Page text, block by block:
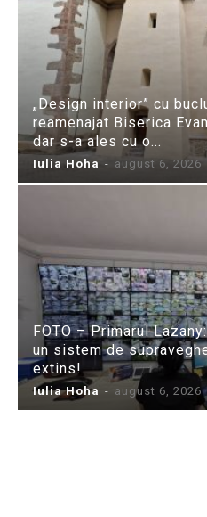
„Design interior” cu
reamenajat Biserica
dar s-a ales cu o...
Iulia Hoha - august 6, 2026
FOTO – Primarul
un sistem de
extins!
Iulia Hoha - august 6, 2026